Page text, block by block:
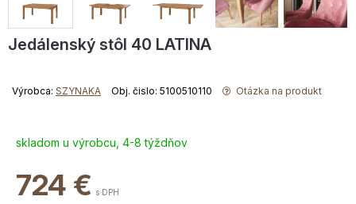
Jedálenský stôl 40 LATINA
Výrobca: SZYNAKA Obj. čislo: 5100510110 Otázka na produkt
skladom u výrobcu, 4-8 týždňov
724 € s DPH